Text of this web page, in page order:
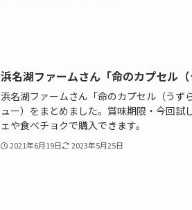
浜名湖ファームさん「命のカプセル（
浜名湖ファームさん「命のカプセル（うず
ュー）をまとめました。賞味期限・今回試
ェや食べチョクで購入できます。
2021年6月19日 2023年5月25日